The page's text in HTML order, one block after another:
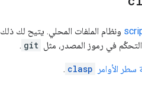
ونظام الملفات المحلي. يتيح لك
في رموز المصدر، مثل git
.
الأوامر clasp
.